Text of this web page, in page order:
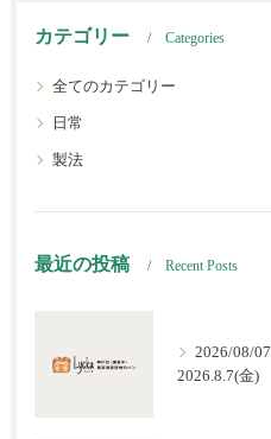
カテゴリー Categories
全てのカテゴリー
日常
製法
最近の投稿 Recent Posts
2026/08/07
2026.8.7(金)